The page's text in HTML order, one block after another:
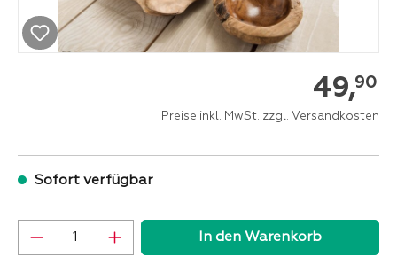
49,90
Preise inkl. MwSt. zzgl. Versandkosten
Sofort verfügbar
Produkt Anzahl: Gib den gewünschten
In den Warenkorb